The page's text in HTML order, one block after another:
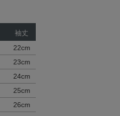
袖丈
22cm
23cm
24cm
25cm
26cm